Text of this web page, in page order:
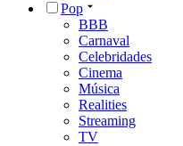
Pop
BBB
Carnaval
Celebridades
Cinema
Música
Realities
Streaming
TV